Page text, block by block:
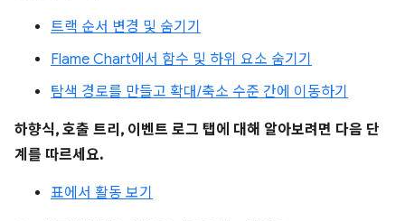
트랙 순서 변경 및 숨기기
Flame Chart에서 함수 및 하위 요소 숨기기
탐색 경로를 만들고 확대/축소 수준 간에 이동하기
하향식, 호출 트리, 이벤트 로그 탭에 대해 알아보려면 다음 단
계를 따르세요.
표에서 활동 보기